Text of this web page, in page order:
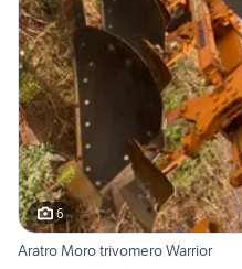
6
Aratro Moro trivomero Warrior